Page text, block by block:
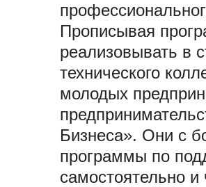
Прописывая
реализовывать в
технического
молодых
Бизнеса». Они с
программы по
самостоятельно